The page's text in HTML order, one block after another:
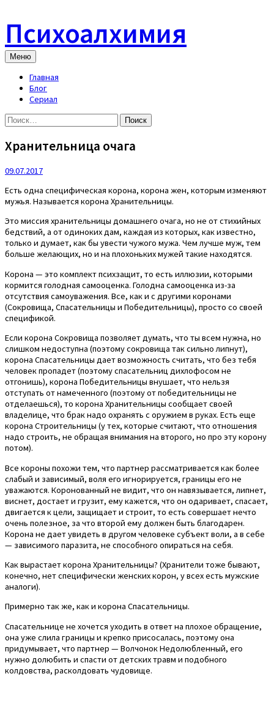
content
Психоалхимия
Меню
Главная
Блог
Сериал
Найти:
Хранительница очага
09.07.2017
Есть одна специфическая корона, корона жен, которым изменяют
мужья. Называется корона Хранительницы.
Это миссия хранительницы домашнего очага, но не от стихийных
бедствий, а от одиноких дам, каждая из которых, как известно,
только и думает, как бы увести чужого мужа. Чем лучше муж, тем
больше желающих, но и на плохоньких мужей такие находятся.
Корона — это комплект психзащит, то есть иллюзии, которыми
кормится голодная самооценка. Голодна самооценка из-за
отсутствия самоуважения. Все, как и с другими коронами
(Сокровища, Спасательницы и Победительницы), просто со своей
спецификой.
Если корона Сокровища позволяет думать, что ты всем нужна, но
слишком недоступна (поэтому сокровища так сильно липнут),
корона Спасательницы дает возможность считать, что без тебя
человек пропадет (поэтому спасательниц дихлофосом не
отгонишь), корона Победительницы внушает, что нельзя
отступать от намеченного (поэтому от победительницы не
отделаешься), то корона Хранительницы сообщает своей
владелице, что брак надо охранять с оружием в руках. Есть еще
корона Строительницы (у тех, которые считают, что отношения
надо строить, не обращая внимания на второго, но про эту корону
потом).
Все короны похожи тем, что партнер рассматривается как более
слабый и зависимый, воля его игнорируется, границы его не
уважаются. Коронованный не видит, что он навязывается, липнет,
виснет, достает и грузит, ему кажется, что он одаривает, спасает,
двигается к цели, защищает и строит, то есть совершает нечто
очень полезное, за что второй ему должен быть благодарен.
Корона не дает увидеть в другом человеке субъект воли, а в себе
— зависимого паразита, не способного опираться на себя.
Как вырастает корона Хранительницы? (Хранители тоже бывают,
конечно, нет специфически женских корон, у всех есть мужские
аналоги).
Примерно так же, как и корона Спасательницы.
Спасательнице не хочется уходить в ответ на плохое обращение,
она уже слила границы и крепко присосалась, поэтому она
придумывает, что партнер — Волчонок Недолюбленный, его
нужно долюбить и спасти от детских травм и подобного
колдовства, расколдовать чудовище.